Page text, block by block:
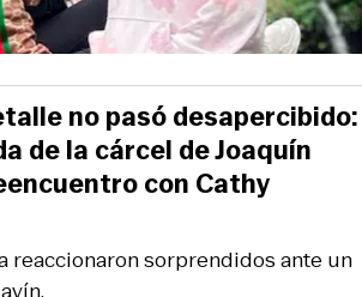
reaccionaron sorprendidos ante un
no pasó desapercibido:
de la cárcel de Joaquín
con Cathy